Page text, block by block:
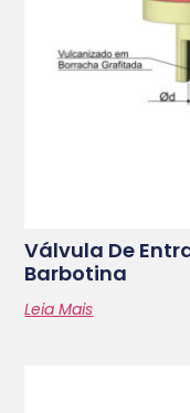
Válvula De
Barbotina
Leia Mais